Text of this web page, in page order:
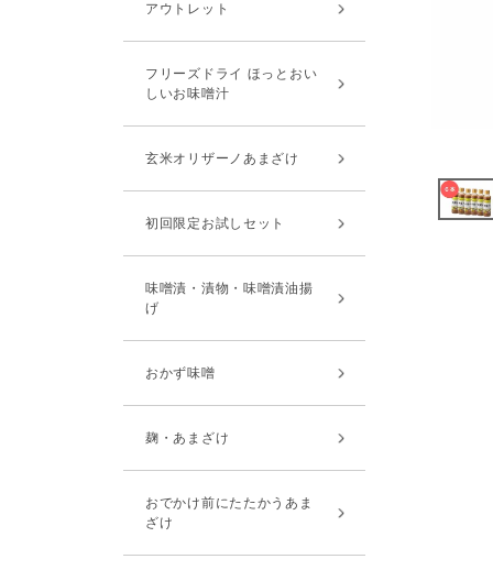
アウトレット
フリーズドライ ほっとおい
しいお味噌汁
玄米オリザーノあまざけ
初回限定お試しセット
味噌漬・漬物・味噌漬油揚
げ
おかず味噌
麹・あまざけ
おでかけ前にたたかうあま
ざけ